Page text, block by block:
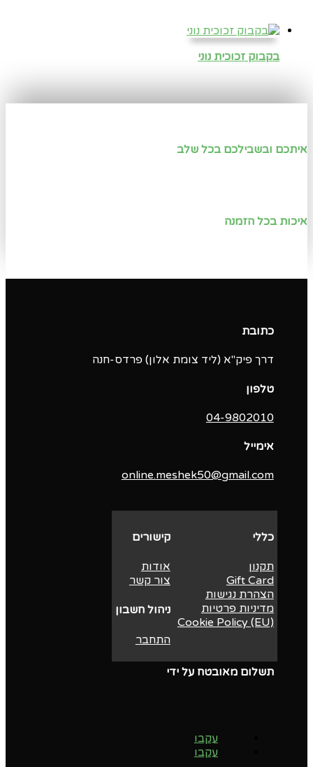
בקבוק זכוכית נוני
איתכם ובשבילכם בכל שלב
איכות בכל הזמנה
תשלום מאובטח על ידי
עקבו
עקבו
קישורים
אודות
צור קשר
ניהול חשבון
התחבר
כללי
תקנון
Gift Card
הצהרת נגישות
מדיניות פרטיות
Cookie Policy (EU)
כתובת
דרך פיק"א (ליד צומת אלון) פרדס-חנה
טלפון
04-9802010‬
אימייל
online.meshek50@gmail.com